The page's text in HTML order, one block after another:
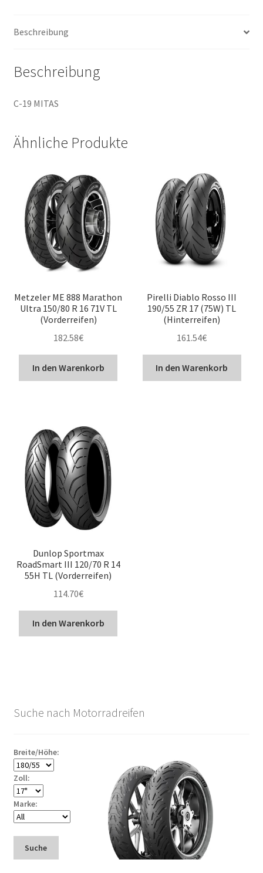
Beschreibung
Beschreibung
C-19 MITAS
Ähnliche Produkte
Metzeler ME 888 Marathon
Ultra 150/80 R 16 71V TL
(Vorderreifen)
182.58€
In den Warenkorb
Pirelli Diablo Rosso III
190/55 ZR 17 (75W) TL
(Hinterreifen)
161.54€
In den Warenkorb
Dunlop Sportmax
RoadSmart III 120/70 R 14
55H TL (Vorderreifen)
114.70€
In den Warenkorb
Suche nach Motorradreifen
Breite/Höhe:
Zoll:
Marke:
Suche